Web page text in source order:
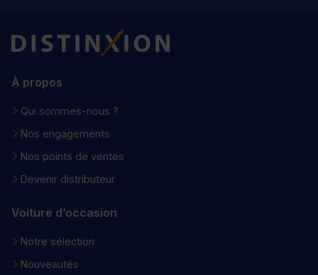
Distinxion
À propos
Qui sommes-nous ?
Nos engagements
Nos points de ventes
Devenir distributeur
Voiture d’occasion
Notre sélection
Nouveautés